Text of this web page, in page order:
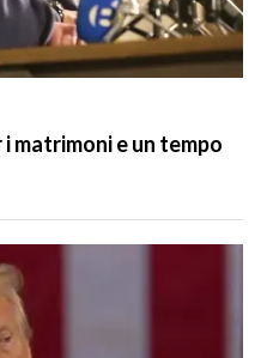
i matrimoni e un tempo